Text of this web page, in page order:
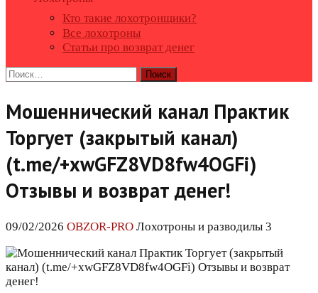
Кто такие лохотронщики?
Все лохотроны
Статьи про возврат денег
Найти:
Мошеннический канал Практик
Торгует (закрытый канал)
(t.me/+xwGFZ8VD8fw4OGFi)
Отзывы и возврат денег!
09/02/2026 OBZOR-PRO Лохотроны и разводилы 3